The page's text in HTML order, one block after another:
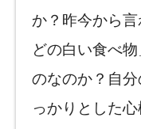
か？昨今から
どの白い食べ
のなのか？自
っかりとした